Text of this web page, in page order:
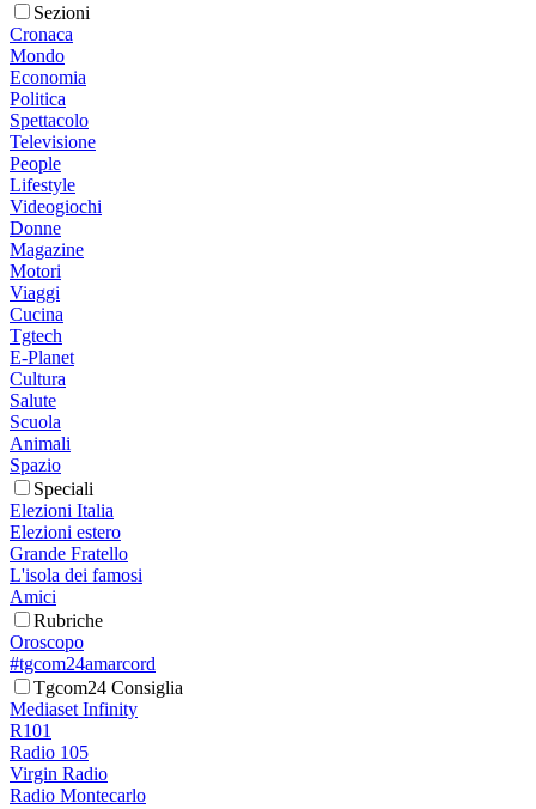
Sezioni
Cronaca
Mondo
Economia
Politica
Spettacolo
Televisione
People
Lifestyle
Videogiochi
Donne
Magazine
Motori
Viaggi
Cucina
Tgtech
E-Planet
Cultura
Salute
Scuola
Animali
Spazio
Speciali
Elezioni Italia
Elezioni estero
Grande Fratello
L'isola dei famosi
Amici
Rubriche
Oroscopo
#tgcom24amarcord
Tgcom24 Consiglia
Mediaset Infinity
R101
Radio 105
Virgin Radio
Radio Montecarlo